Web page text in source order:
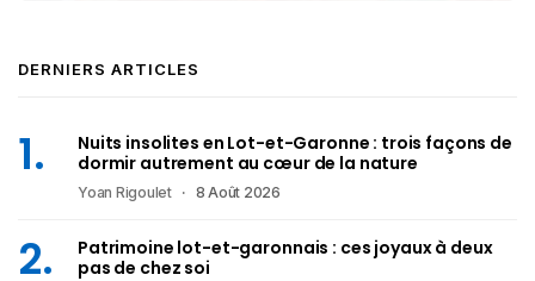
DERNIERS ARTICLES
Nuits insolites en Lot-et-Garonne : trois façons de
dormir autrement au cœur de la nature
Yoan Rigoulet 8 Août 2026
Patrimoine lot-et-garonnais : ces joyaux à deux
pas de chez soi